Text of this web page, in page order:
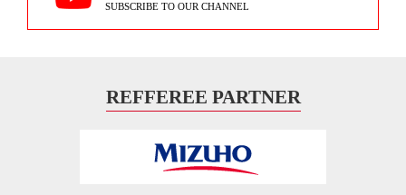
SUBSCRIBE TO OUR CHANNEL
REFFEREE PARTNER